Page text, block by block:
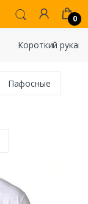
0
Короткий рукав
Пафосные